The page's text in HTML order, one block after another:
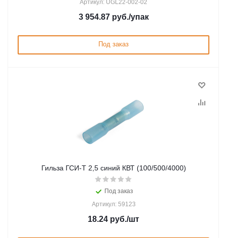
Артикул: UGL22-002-02
3 954.87руб./упак
Под заказ
Гильза ГСИ-Т 2,5 синий КВТ (100/500/4000)
Под заказ
Артикул: 59123
18.24 руб./шт